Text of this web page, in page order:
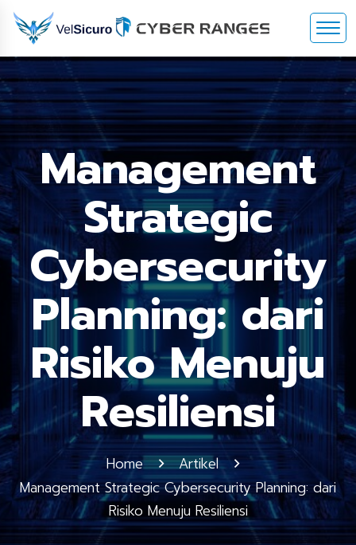
Management
Strategic
Cybersecurity
Planning: dari
Risiko Menuju
Resiliensi
Home
Artikel
Management Strategic Cybersecurity Planning: dari
Risiko Menuju Resiliensi